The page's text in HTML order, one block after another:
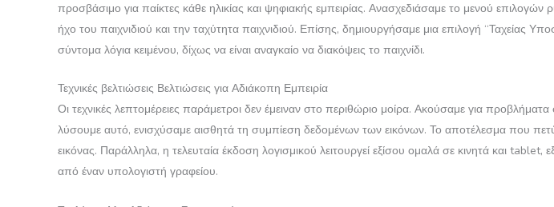
προσβάσιμο για παίκτες κάθε ηλικίας και ψηφιακής εμπειρίας. Ανασχεδιάσαμε το μενού
ήχο του παιχνιδιού και την ταχύτητα παιχνιδιού. Επίσης, δημιουργήσαμε μια επιλογή “Ταχείας
σύντομα λόγια κειμένου, δίχως να είναι αναγκαίο να διακόψεις το παιχνίδι.
Τεχνικές βελτιώσεις Βελτιώσεις για Αδιάκοπη Εμπειρία
Οι τεχνικές λεπτομέρειες παράμετροι δεν έμειναν στο περιθώριο μοίρα. Ακούσαμε για
λύσουμε αυτό, ενισχύσαμε αισθητά τη συμπίεση δεδομένων των εικόνων. Το αποτέλεσμα που
εικόνας. Παράλληλα, η τελευταία έκδοση λογισμικού λειτουργεί εξίσου ομαλά σε κινητά και
από έναν υπολογιστή γραφείου.